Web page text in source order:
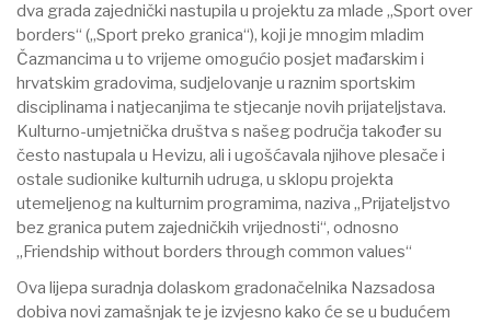
dva grada zajednički nastupila u projektu za mlade „Sport over
borders“ („Sport preko granica“), koji je mnogim mladim
Čazmancima u to vrijeme omogućio posjet mađarskim i
hrvatskim gradovima, sudjelovanje u raznim sportskim
disciplinama i natjecanjima te stjecanje novih prijateljstava.
Kulturno-umjetnička društva s našeg područja također su
često nastupala u Hevizu, ali i ugošćavala njihove plesače i
ostale sudionike kulturnih udruga, u sklopu projekta
utemeljenog na kulturnim programima, naziva „Prijateljstvo
bez granica putem zajedničkih vrijednosti“, odnosno
„Friendship without borders through common values“
Ova lijepa suradnja dolaskom gradonačelnika Nazsadosa
dobiva novi zamašnjak te je izvjesno kako će se u budućem